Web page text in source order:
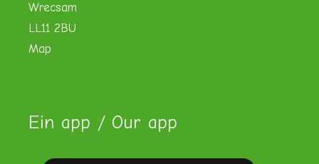
Wrecsam
LL11 2BU
Map
Ein app / Our app